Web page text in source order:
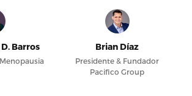
Barros Brian Díaz
Presidente & Fundador
Pacifico Group